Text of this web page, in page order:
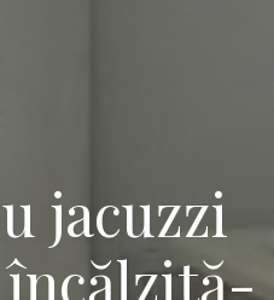
jacuzzi